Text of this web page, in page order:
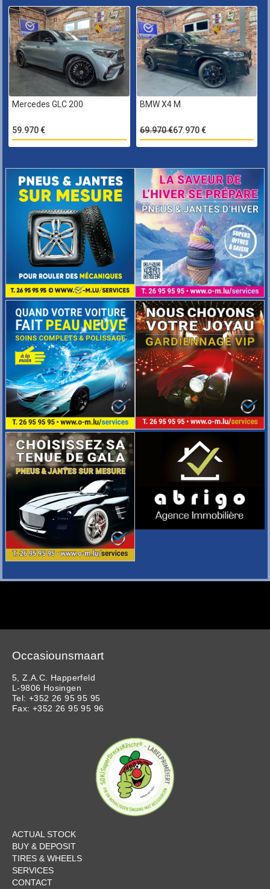
Mercedes GLC 200
59.970 €
BMW X4 M
69.970 €67.970 €
Occasiounsmaart
5, Z.A.C. Happerfeld
L-9806 Hosingen
Tel: +352 26 95 95 95
Fax: +352 26 95 95 96
ACTUAL STOCK
BUY & DEPOSIT
TIRES & WHEELS
SERVICES
CONTACT